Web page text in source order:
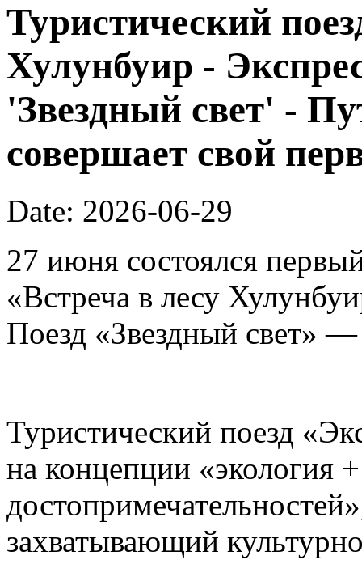
Туристический
Хулунбуир -
'Звездный свет' -
совершает свой
Date: 2026-06-29
27 июня состоялся
«Встреча в лесу
Поезд «Звездный свет»
Туристический поезд
на концепции «экология
захватывающий